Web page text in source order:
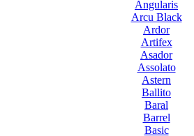
Angularis
Arcu Black
Ardor
Artifex
Asador
Assolato
Astern
Ballito
Baral
Barrel
Basic